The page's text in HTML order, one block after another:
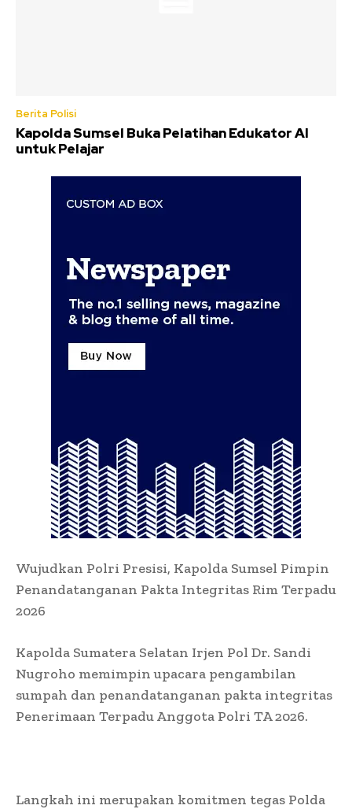
Berita Polisi
Kapolda Sumsel Buka Pelatihan Edukator AI
untuk Pelajar
Wujudkan Polri Presisi, Kapolda Sumsel Pimpin
Penandatanganan Pakta Integritas Rim Terpadu
2026
Kapolda Sumatera Selatan Irjen Pol Dr. Sandi
Nugroho memimpin upacara pengambilan
sumpah dan penandatanganan pakta integritas
Penerimaan Terpadu Anggota Polri TA 2026.
Langkah ini merupakan komitmen tegas Polda